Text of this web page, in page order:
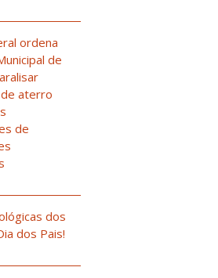
ordena
de
aterro
de
dos
dos Pais!